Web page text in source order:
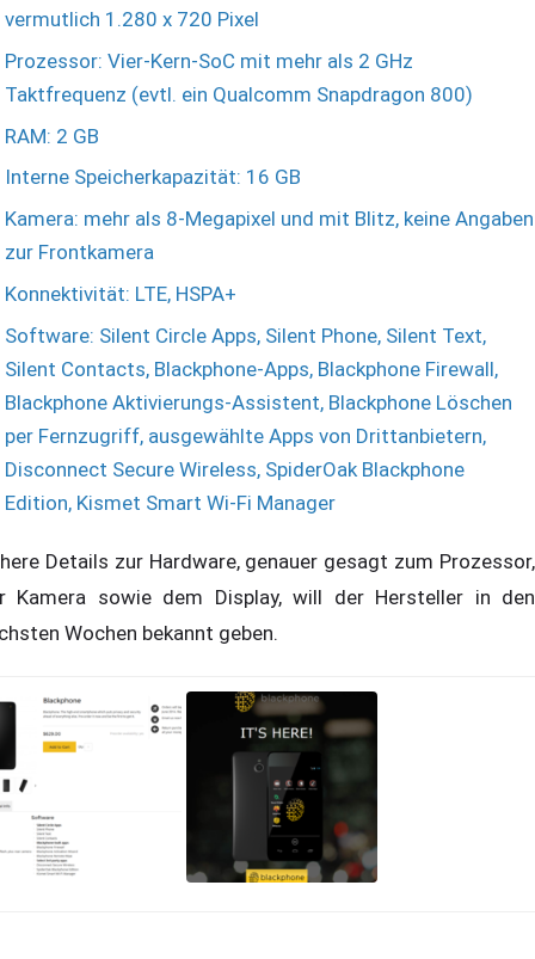
vermutlich 1.280 x 720 Pixel
Prozessor: Vier-Kern-SoC mit mehr als 2 GHz
Taktfrequenz (evtl. ein Qualcomm Snapdragon 800)
RAM: 2 GB
Interne Speicherkapazität: 16 GB
Kamera: mehr als 8-Megapixel und mit Blitz, keine Angaben
zur Frontkamera
Konnektivität: LTE, HSPA+
Software: Silent Circle Apps, Silent Phone, Silent Text,
Silent Contacts, Blackphone-Apps, Blackphone Firewall,
Blackphone Aktivierungs-Assistent, Blackphone Löschen
per Fernzugriff, ausgewählte Apps von Drittanbietern,
Disconnect Secure Wireless, SpiderOak Blackphone
Edition, Kismet Smart Wi-Fi Manager
Details zur Hardware, genauer gesagt zum Prozessor,
Kamera sowie dem Display, will der Hersteller in den
Wochen bekannt geben.